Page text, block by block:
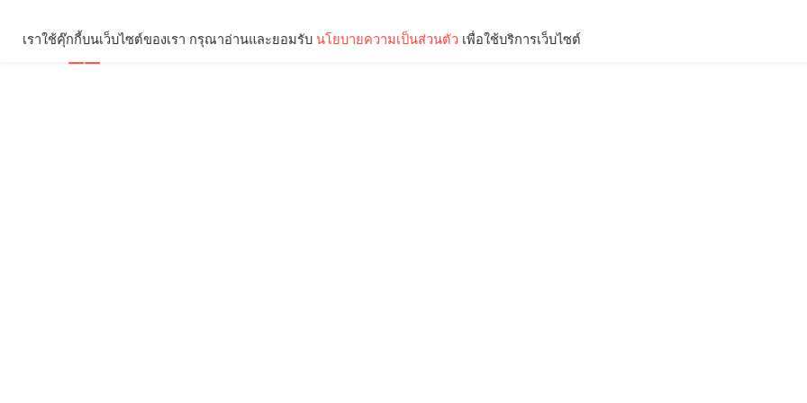
เราใช้คุ๊กกี้บนเว็บไซต์ของเรา กรุณาอ่านและยอมรับ นโยบายความเป็นส่วนตัว เพื่อใช้บริการเว็บไซต์